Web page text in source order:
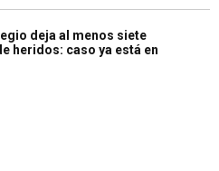
deja al menos siete
heridos: caso ya está en